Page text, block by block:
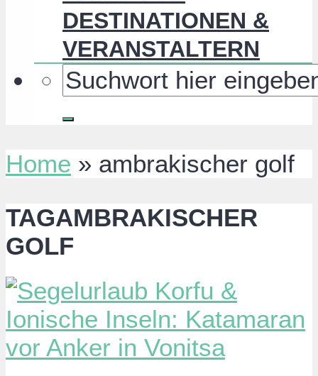
DESTINATIONEN &
VERANSTALTERN
Home » ambrakischer golf
TAGAMBRAKISCHER
GOLF